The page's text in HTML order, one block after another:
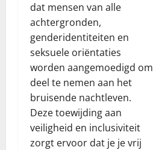
dat mensen van alle
achtergronden,
genderidentiteiten en
seksuele oriëntaties
worden aangemoedigd om
deel te nemen aan het
bruisende nachtleven.
Deze toewijding aan
veiligheid en inclusiviteit
zorgt ervoor dat je je vrij